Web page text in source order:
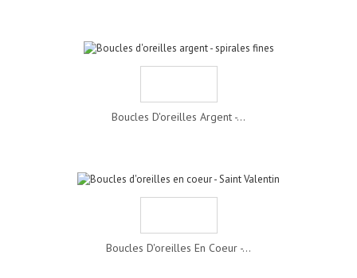
Boucles D'oreilles Argent -...
Boucles D'oreilles En Coeur -...